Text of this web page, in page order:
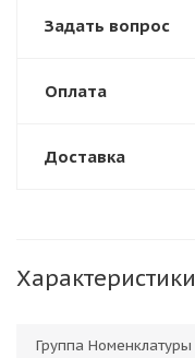
Задать вопрос
Оплата
Доставка
Характеристики
Группа Номенклатуры